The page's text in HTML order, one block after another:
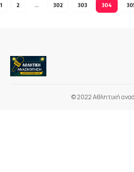
1 2 … 302 303 304
© 2022 Αθλητική